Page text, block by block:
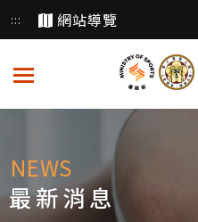
:::
跳
到
主
要
內
網站導覽
NEWS
最新消息